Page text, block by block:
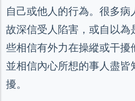
自己或他人的行為。很多
故深信受人陷害，或自以為
些相信有外力在操縱或干擾
並相信內心所想的事人盡皆
擾。